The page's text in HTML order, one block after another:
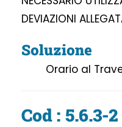
DEVIAZIONI
Soluzione
Orario al
Cod : 5.6.3-2